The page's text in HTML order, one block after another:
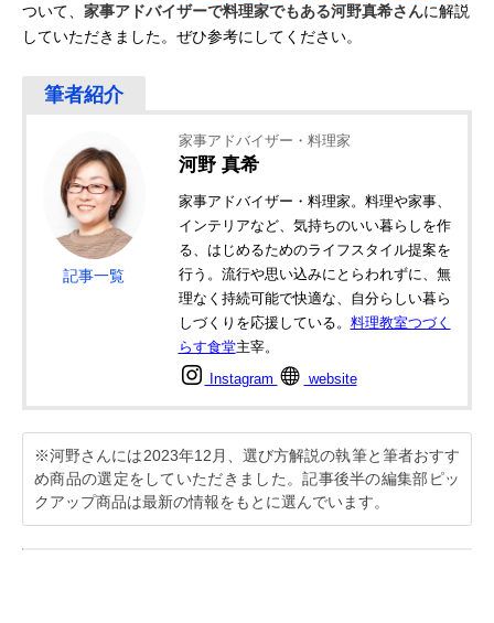
ついて、 家事アドバイザーで料理家でもある河野真希さんに解説
していただきました。ぜひ参考にしてください。
記事一覧
家事アドバイザー・料理家
河野 真希
家事アドバイザー・料理家。料理や家事、
インテリアなど、気持ちのいい暮らしを作
る、はじめるためのライフスタイル提案を
行う。流行や思い込みにとらわれずに、無
理なく持続可能で快適な、自分らしい暮ら
しづくりを応援している。 料理教室つづく
らす食堂主宰。
Instagram website
※河野さんには2023年12月、選び方解説の執筆と筆者おすす
め商品の選定をしていただきました。記事後半の編集部ピッ
クアップ商品は最新の情報をもとに選んでいます。